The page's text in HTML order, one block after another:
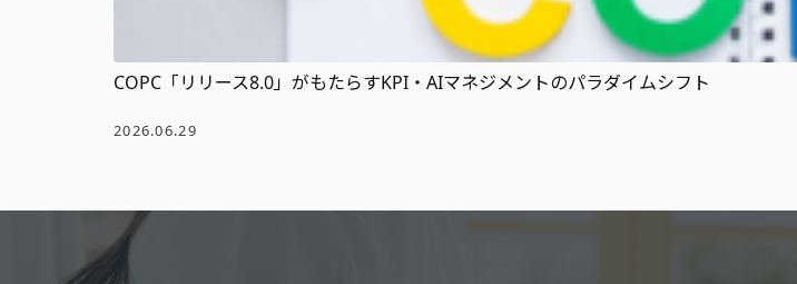
COPC「リリース8.0」がもたらすKPI・AIマネジメントのパラダイムシフト
2026.06.29